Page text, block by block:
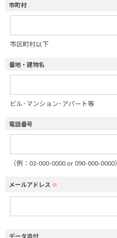
市町村
市区町村以下
番地・建物名
ビル･マンション･アパート等
電話番号
（例：03-000-0000 or 090-000-0000）
メールアドレス ※
データ添付